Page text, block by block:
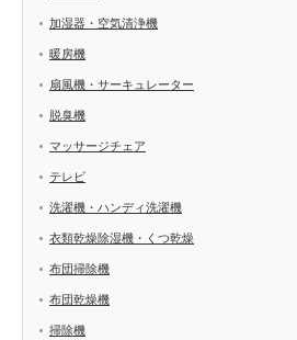
加湿器・空気清浄機
暖房機
扇風機・サーキュレーター
脱臭機
マッサージチェア
テレビ
洗濯機・ハンディ洗濯機
衣類乾燥除湿機・くつ乾燥
布団掃除機
布団乾燥機
掃除機